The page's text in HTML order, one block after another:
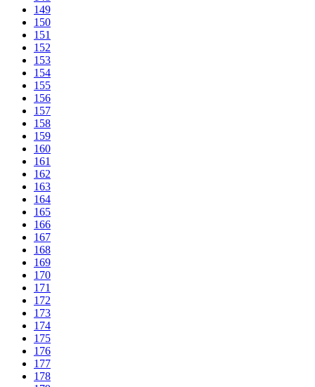
149
150
151
152
153
154
155
156
157
158
159
160
161
162
163
164
165
166
167
168
169
170
171
172
173
174
175
176
177
178